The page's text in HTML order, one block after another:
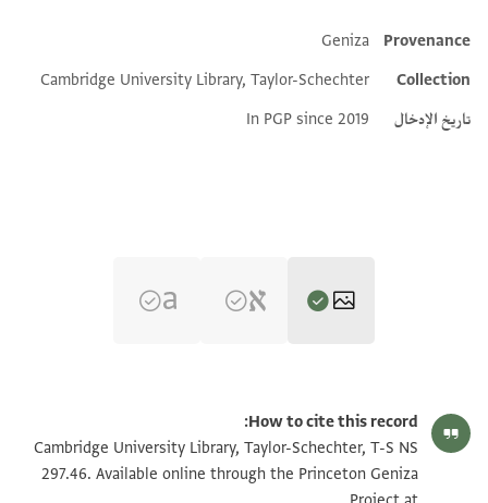
Additional metadata
Provenance
Geniza
Collection
Cambridge University Library, Taylor-Schechter
تاريخ الإدخال
In PGP since 2019
T-S NS 297.46 1v تكبير و تدوير
How to cite this record:
Cambridge University Library, Taylor-Schechter, T-S NS
297.46. Available online through the Princeton Geniza